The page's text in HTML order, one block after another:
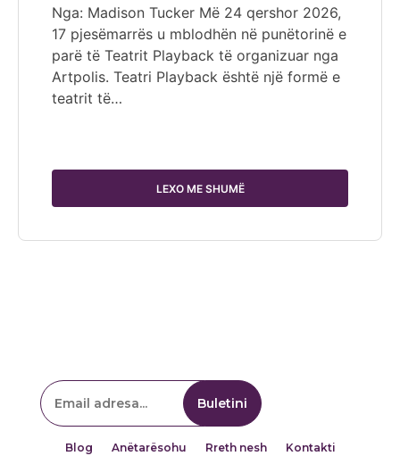
Nga: Madison Tucker Më 24 qershor 2026,
17 pjesëmarrës u mblodhën në punëtorinë e
parë të Teatrit Playback të organizuar nga
Artpolis. Teatri Playback është një formë e
teatrit të…
LEXO ME SHUMË
Blog Anëtarësohu Rreth nesh Kontakti